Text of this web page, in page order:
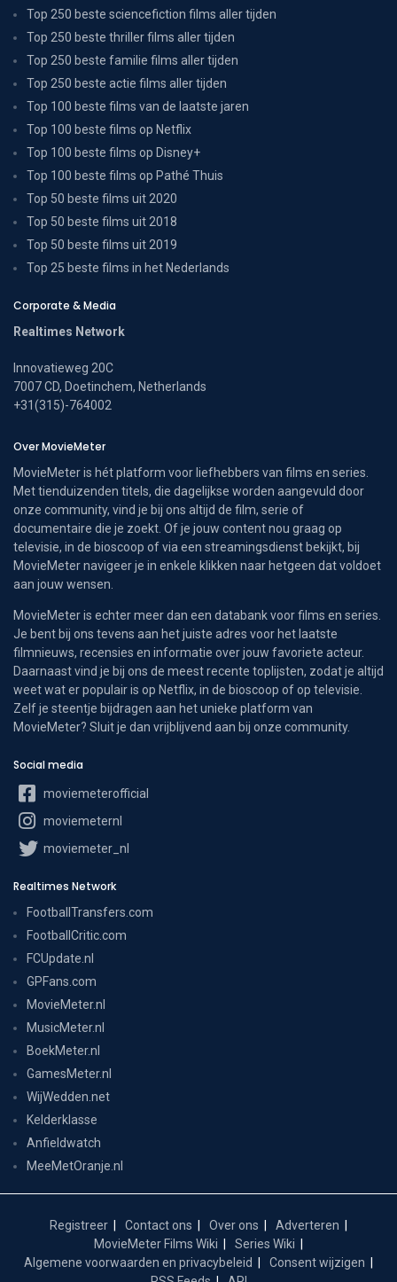
Top 250 beste sciencefiction films aller tijden
Top 250 beste thriller films aller tijden
Top 250 beste familie films aller tijden
Top 250 beste actie films aller tijden
Top 100 beste films van de laatste jaren
Top 100 beste films op Netflix
Top 100 beste films op Disney+
Top 100 beste films op Pathé Thuis
Top 50 beste films uit 2020
Top 50 beste films uit 2018
Top 50 beste films uit 2019
Top 25 beste films in het Nederlands
Corporate & Media
Realtimes Network
Innovatieweg 20C
7007 CD, Doetinchem, Netherlands
+31(315)-764002
Over MovieMeter
MovieMeter is hét platform voor liefhebbers van films en series.
Met tienduizenden titels, die dagelijkse worden aangevuld door
onze community, vind je bij ons altijd de film, serie of
documentaire die je zoekt. Of je jouw content nou graag op
televisie, in de bioscoop of via een streamingsdienst bekijkt, bij
MovieMeter navigeer je in enkele klikken naar hetgeen dat voldoet
aan jouw wensen.
MovieMeter is echter meer dan een databank voor films en series.
Je bent bij ons tevens aan het juiste adres voor het laatste
filmnieuws, recensies en informatie over jouw favoriete acteur.
Daarnaast vind je bij ons de meest recente toplijsten, zodat je altijd
weet wat er populair is op Netflix, in de bioscoop of op televisie.
Zelf je steentje bijdragen aan het unieke platform van
MovieMeter? Sluit je dan vrijblijvend aan bij onze community.
Social media
moviemeterofficial
moviemeternl
moviemeter_nl
Realtimes Network
FootballTransfers.com
FootballCritic.com
FCUpdate.nl
GPFans.com
MovieMeter.nl
MusicMeter.nl
BoekMeter.nl
GamesMeter.nl
WijWedden.net
Kelderklasse
Anfieldwatch
MeeMetOranje.nl
Registreer Contact ons Over ons
Adverteren
MovieMeter Films Wiki
Series Wiki
Algemene voorwaarden en privacybeleid
Consent wijzigen